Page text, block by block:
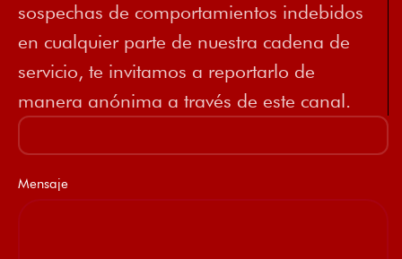
sospechas de comportamientos indebidos
en cualquier parte de nuestra cadena de
servicio, te invitamos a reportarlo de
manera anónima a través de este canal.
Mensaje